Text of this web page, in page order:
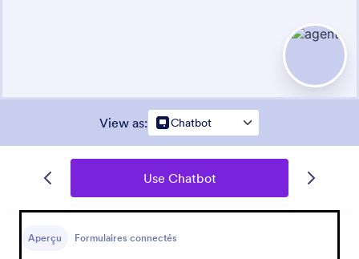
View as: Chatbot
Use Chatbot
Aperçu Formulaires connectés